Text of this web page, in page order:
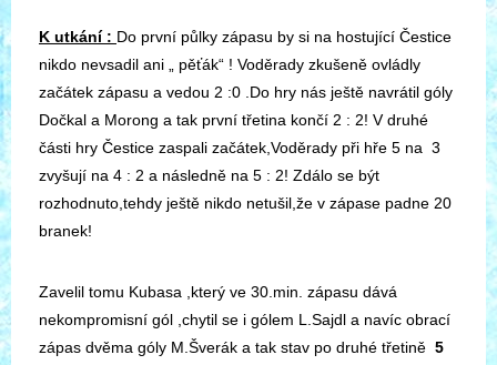
K utkání : Do první půlky zápasu by si na hostující Čestice
nikdo nevsadil ani „ pěťák“ ! Voděrady zkušeně ovládly
začátek zápasu a vedou 2 :0 .Do hry nás ještě navrátil góly
Dočkal a Morong a tak první třetina končí 2 : 2! V druhé
části hry Čestice zaspali začátek,Voděrady při hře 5 na 3
zvyšují na 4 : 2 a následně na 5 : 2! Zdálo se být
rozhodnuto,tehdy ještě nikdo netušil,že v zápase padne 20
branek!
Zavelil tomu Kubasa ,který ve 30.min. zápasu dává
nekompromisní gól ,chytil se i gólem L.Sajdl a navíc obrací
zápas dvěma góly M.Šverák a tak stav po druhé třetině 5